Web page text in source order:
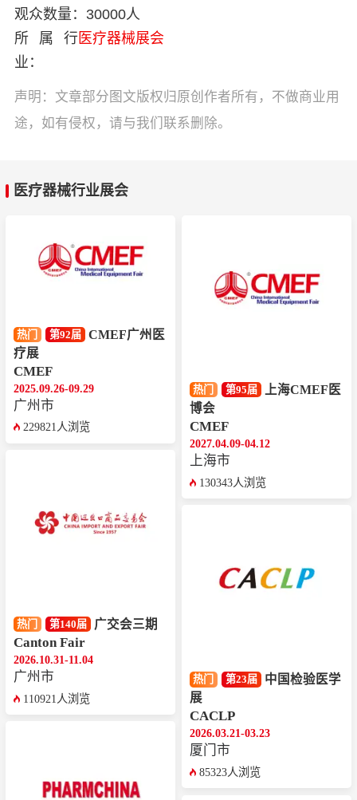
观众数量： 30000人
所属行
业：
医疗器械展会
声明：文章部分图文版权归原创作者所有，不做商业用
途，如有侵权，请与我们联系删除。
医疗器械行业展会
热门 第92届
CMEF广州医
疗展
CMEF
2025.09.26-09.29
广州市
229821人浏览
热门 第140届 广交会三期
Canton Fair
2026.10.31-11.04
广州市
110921人浏览
热门 第95届
上海CMEF医
博会
CMEF
2027.04.09-04.12
上海市
130343人浏览
热门 第23届
中国检验医学
展
CACLP
2026.03.21-03.23
厦门市
85323人浏览